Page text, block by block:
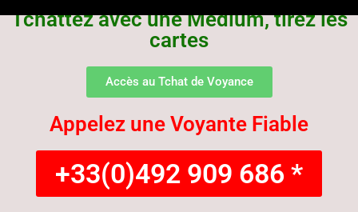
Tchattez avec une Médium, tirez les
cartes
Accès au Tchat de Voyance
Appelez une Voyante Fiable
+33(0)492 909 686 *